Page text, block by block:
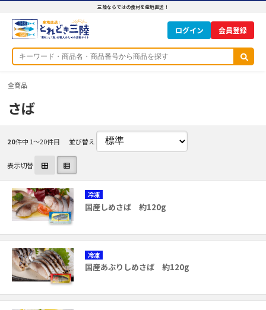
三陸ならではの食材を産地直送！
ログイン
全商品
さば
20件中 1〜20件目 並び替え
表示切替
冷凍
国産しめさば 約120g
冷凍
国産あぶりしめさば 約120g